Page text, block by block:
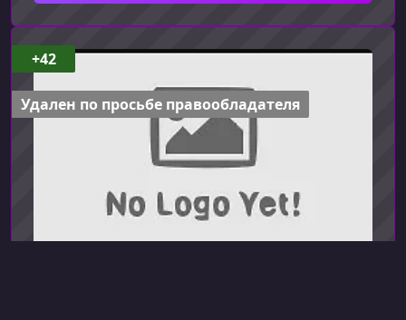
из экосистемы фронтенд‑разработки. На
занятиях вы узнаете, как этот фреймворк
помогает быстро решать распространённые
задачи, создавать структурированный код и
эффект
+42
Удален по просьбе правообладателя